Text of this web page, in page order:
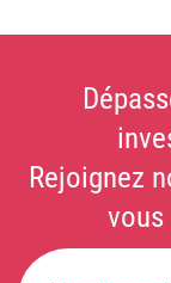
Rejoignez
vous